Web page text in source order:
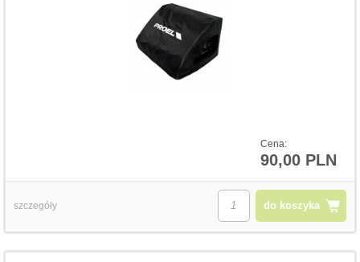
Cena:
90,00 PLN
do koszyka
szczegóły